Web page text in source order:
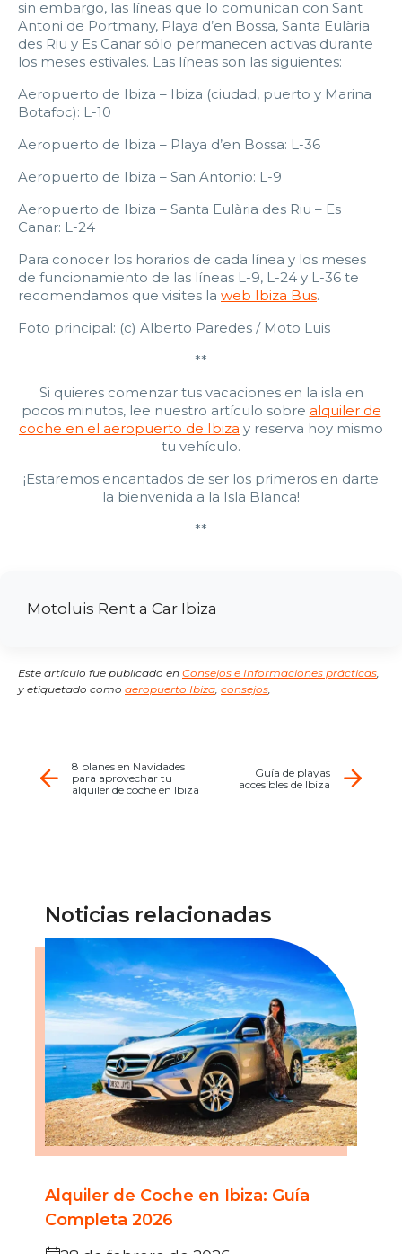
sin embargo, las líneas que lo comunican con Sant
Antoni de Portmany, Playa d’en Bossa, Santa Eulària
des Riu y Es Canar sólo permanecen activas durante
los meses estivales. Las líneas son las siguientes:
Aeropuerto de Ibiza – Ibiza (ciudad, puerto y Marina
Botafoc): L-10
Aeropuerto de Ibiza – Playa d’en Bossa: L-36
Aeropuerto de Ibiza – San Antonio: L-9
Aeropuerto de Ibiza – Santa Eulària des Riu – Es
Canar: L-24
Para conocer los horarios de cada línea y los meses
de funcionamiento de las líneas L-9, L-24 y L-36 te
recomendamos que visites la web Ibiza Bus.
Foto principal: (c) Alberto Paredes / Moto Luis
**
Si quieres comenzar tus vacaciones en la isla en
pocos minutos, lee nuestro artículo sobre alquiler de
coche en el aeropuerto de Ibiza y reserva hoy mismo
tu vehículo.
¡Estaremos encantados de ser los primeros en darte
la bienvenida a la Isla Blanca!
**
Motoluis Rent a Car Ibiza
Este artículo fue publicado en Consejos e Informaciones prácticas,
y etiquetado como aeropuerto Ibiza, consejos,
8 planes en Navidades
para aprovechar tu
alquiler de coche en Ibiza
Guía de playas
accesibles de Ibiza
Noticias relacionadas
Alquiler de Coche en Ibiza: Guía
Completa 2026